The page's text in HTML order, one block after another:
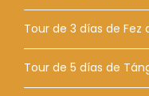
Tour de 3 días de Fez
Tour de 5 días de